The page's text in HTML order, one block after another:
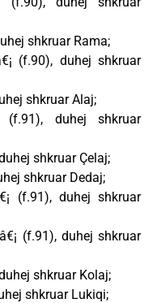
shkruar Rama;
(f.90), duhej shkruar
shkruar Alaj;
(f.91), duhej shkruar
shkruar Çelaj;
shkruar Dedaj;
(f.91), duhej shkruar
(f.91), duhej shkruar
shkruar Kolaj;
shkruar Lukiqi;